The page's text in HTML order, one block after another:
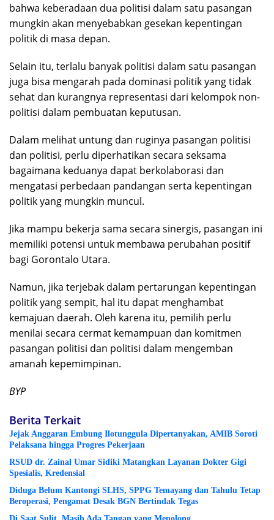
bahwa keberadaan dua politisi dalam satu pasangan
mungkin akan menyebabkan gesekan kepentingan
politik di masa depan.
Selain itu, terlalu banyak politisi dalam satu pasangan
juga bisa mengarah pada dominasi politik yang tidak
sehat dan kurangnya representasi dari kelompok non-
politisi dalam pembuatan keputusan.
Dalam melihat untung dan ruginya pasangan politisi
dan politisi, perlu diperhatikan secara seksama
bagaimana keduanya dapat berkolaborasi dan
mengatasi perbedaan pandangan serta kepentingan
politik yang mungkin muncul.
Jika mampu bekerja sama secara sinergis, pasangan ini
memiliki potensi untuk membawa perubahan positif
bagi Gorontalo Utara.
Namun, jika terjebak dalam pertarungan kepentingan
politik yang sempit, hal itu dapat menghambat
kemajuan daerah. Oleh karena itu, pemilih perlu
menilai secara cermat kemampuan dan komitmen
pasangan politisi dan politisi dalam mengemban
amanah kepemimpinan.
BYP
Berita Terkait
Jejak Anggaran Embung Ilotunggula Dipertanyakan, AMIB Soroti
Pelaksana hingga Progres Pekerjaan
RSUD dr. Zainal Umar Sidiki Matangkan Layanan Dokter Gigi
Spesialis, Kredensial
Diduga Belum Kantongi SLHS, SPPG Temayang dan Tahulu Tetap
Beroperasi, Pengamat Desak BGN Bertindak Tegas